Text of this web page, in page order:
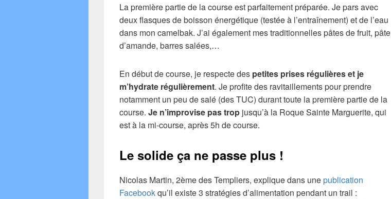
La première partie de la course est parfaitement préparée. Je pars avec
deux flasques de boisson énergétique (testée à l’entraînement) et de l’eau
dans mon camelbak. J’ai également mes traditionnelles pâtes de fruit, pâte
d’amande, barres salées,…
En début de course, je respecte des petites prises régulières et je
m’hydrate régulièrement. Je profite des ravitaillements pour prendre
notamment un peu de salé (des TUC) durant toute la première partie de la
course. Je n’improvise pas trop jusqu’à la Roque Sainte Marguerite, qui
est à la mi-course, après 5h de course.
Le solide ça ne passe plus !
Nicolas Martin, 2ème des Templiers, explique dans unepublication
Facebookqu’il existe 3 stratégies d’alimentation pendant un trail :